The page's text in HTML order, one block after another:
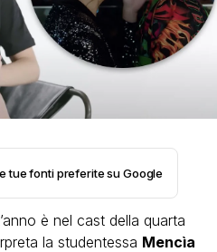
tue fonti preferite su Google
è nel cast della quarta
la studentessa Mencìa